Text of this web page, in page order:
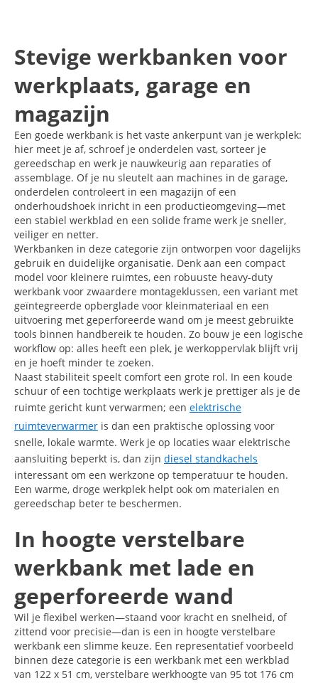
Stevige werkbanken voor
werkplaats, garage en
magazijn
Een goede werkbank is het vaste ankerpunt van je werkplek:
hier meet je af, schroef je onderdelen vast, sorteer je
gereedschap en werk je nauwkeurig aan reparaties of
assemblage. Of je nu sleutelt aan machines in de garage,
onderdelen controleert in een magazijn of een
onderhoudshoek inricht in een productieomgeving—met
een stabiel werkblad en een solide frame werk je sneller,
veiliger en netter.
Werkbanken in deze categorie zijn ontworpen voor dagelijks
gebruik en duidelijke organisatie. Denk aan een compact
model voor kleinere ruimtes, een robuuste heavy-duty
werkbank voor zwaardere montageklussen, een variant met
geïntegreerde opberglade voor kleinmateriaal en een
uitvoering met geperforeerde wand om je meest gebruikte
tools binnen handbereik te houden. Zo bouw je een logische
workflow op: alles heeft een plek, je werkoppervlak blijft vrij
en je hoeft minder te zoeken.
Naast stabiliteit speelt comfort een grote rol. In een koude
schuur of een tochtige werkplaats werk je prettiger als je de
ruimte gericht kunt verwarmen; een elektrische
ruimteverwarmer is dan een praktische oplossing voor
snelle, lokale warmte. Werk je op locaties waar elektrische
aansluiting beperkt is, dan zijn diesel standkachels
interessant om een werkzone op temperatuur te houden.
Een warme, droge werkplek helpt ook om materialen en
gereedschap beter te beschermen.
In hoogte verstelbare
werkbank met lade en
geperforeerde wand
Wil je flexibel werken—staand voor kracht en snelheid, of
zittend voor precisie—dan is een in hoogte verstelbare
werkbank een slimme keuze. Een representatief voorbeeld
binnen deze categorie is een werkbank met een werkblad
van 122 x 51 cm, verstelbare werkhoogte van 95 tot 176 cm